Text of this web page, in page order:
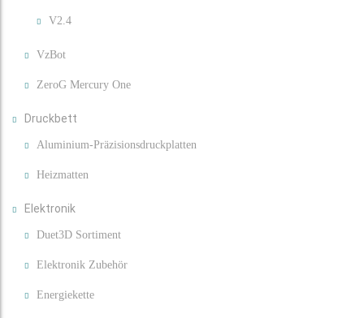
V2.4
VzBot
ZeroG Mercury One
Druckbett
Aluminium-Präzisionsdruckplatten
Heizmatten
Elektronik
Duet3D Sortiment
Elektronik Zubehör
Energiekette